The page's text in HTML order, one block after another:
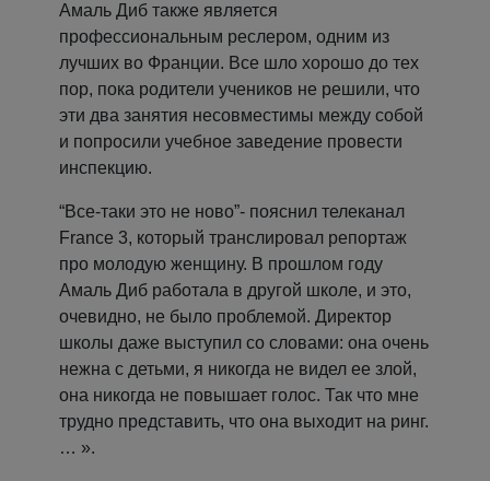
Амаль Диб также является
профессиональным реслером, одним из
лучших во Франции. Все шло хорошо до тех
пор, пока родители учеников не решили, что
эти два занятия несовместимы между собой
и попросили учебное заведение провести
инспекцию.
“Все-таки это не ново”- пояснил телеканал
France 3, который транслировал репортаж
про молодую женщину. В прошлом году
Амаль Диб работала в другой школе, и это,
очевидно, не было проблемой. Директор
школы даже выступил со словами: она очень
нежна с детьми, я никогда не видел ее злой,
она никогда не повышает голос. Так что мне
трудно представить, что она выходит на ринг.
… ».